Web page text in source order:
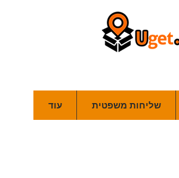
שליחות משפטית עוד